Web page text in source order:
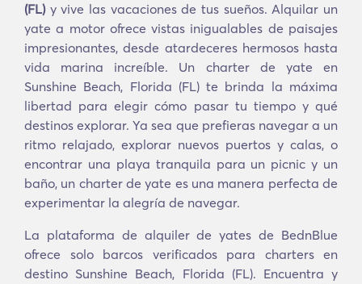
(FL)y vive las vacaciones de tus sueños. Alquilar un
yate a motor ofrece vistas inigualables de paisajes
impresionantes, desde atardeceres hermosos hasta
vida marina increíble. Un charter de yate en
Sunshine Beach, Florida (FL) te brinda la máxima
libertad para elegir cómo pasar tu tiempo y qué
destinos explorar. Ya sea que prefieras navegar a un
ritmo relajado, explorar nuevos puertos y calas, o
encontrar una playa tranquila para un picnic y un
baño, un charter de yate es una manera perfecta de
experimentar la alegría de navegar.
La plataforma de alquiler de yates de BednBlue
ofrece solo barcos verificados para charters en
destino Sunshine Beach, Florida (FL). Encuentra y